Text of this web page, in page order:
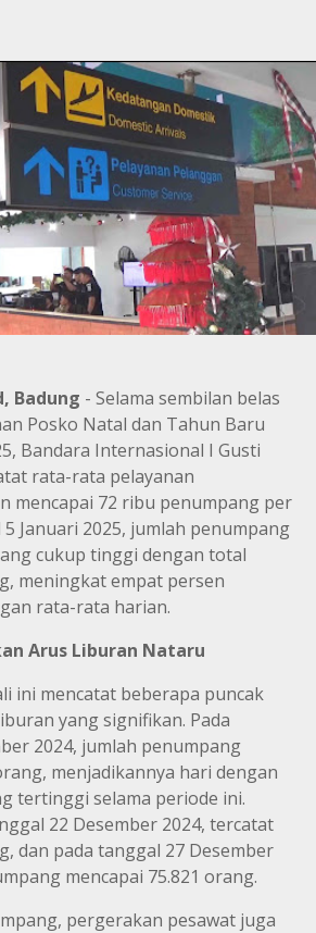
Badung - Selama sembilan belas
Posko Natal dan Tahun Baru
Bandara Internasional I Gusti
rata-rata pelayanan
mencapai 72 ribu penumpang per
Januari 2025, jumlah penumpang
cukup tinggi dengan total
meningkat empat persen
rata-rata harian.
Arus Liburan Nataru
ini mencatat beberapa puncak
yang signifikan. Pada
2024, jumlah penumpang
menjadikannya hari dengan
tertinggi selama periode ini.
22 Desember 2024, tercatat
dan pada tanggal 27 Desember
mencapai 75.821 orang.
pergerakan pesawat juga